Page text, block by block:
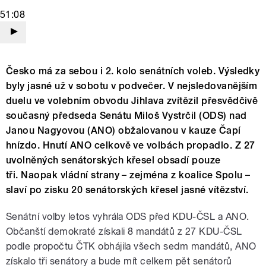
51:08
Česko má za sebou i 2. kolo senátních voleb. Výsledky
byly jasné už v sobotu v podvečer. V nejsledovanějším
duelu ve volebním obvodu Jihlava zvítězil přesvědčivě
současný předseda Senátu Miloš Vystrčil (ODS) nad
Janou Nagyovou (ANO) obžalovanou v kauze Čapí
hnízdo. Hnutí ANO celkově ve volbách propadlo. Z 27
uvolněných senátorských křesel obsadí pouze
tři. Naopak vládní strany – zejména z koalice Spolu –
slaví po zisku 20 senátorských křesel jasné vítězství.
Senátní volby letos vyhrála ODS před KDU-ČSL a ANO.
Občanští demokraté získali 8 mandátů z 27 KDU-ČSL
podle propočtu ČTK obhájila všech sedm mandátů, ANO
získalo tři senátory a bude mít celkem pět senátorů